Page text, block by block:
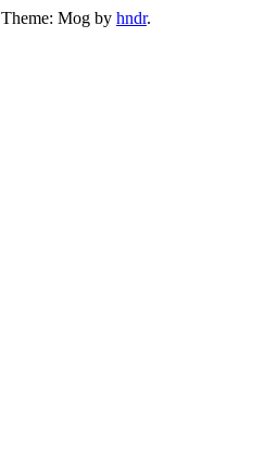
Theme: Mog by hndr.